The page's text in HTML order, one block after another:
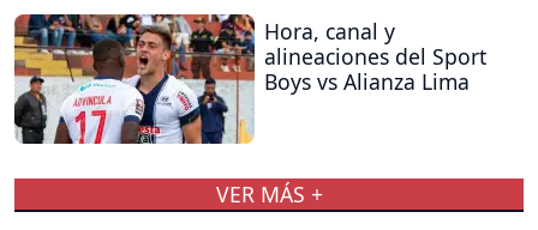
Hora, canal y
alineaciones del Sport
Boys vs Alianza Lima
VER MÁS +